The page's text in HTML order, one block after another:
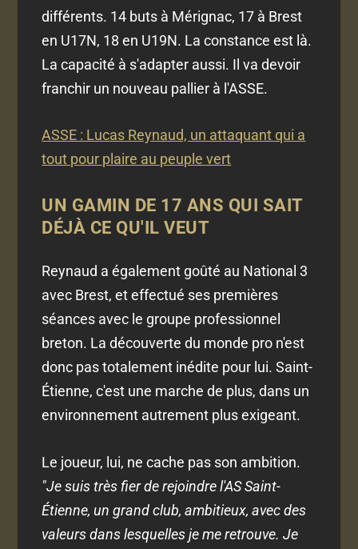
différents. 14 buts à Mérignac, 17 à Brest
en U17N, 18 en U19N. La constance est là.
La capacité à s'adapter aussi. Il va devoir
franchir un nouveau pallier à l'ASSE.
ASSE : Lucas Reynaud, un attaquant qui a
tout pour plaire au peuple vert
UN GAMIN DE 17 ANS QUI SAIT
DÉJÀ CE QU'IL VEUT
Reynaud a également goûté au National 3
avec Brest, et effectué ses premières
séances avec le groupe professionnel
breton. La découverte du monde pro n'est
donc pas totalement inédite pour lui. Saint-
Étienne, c'est une marche de plus, dans un
environnement autrement plus exigeant.
Le joueur, lui, ne cache pas son ambition.
"Je suis très fier de rejoindre l'AS Saint-
Étienne, un grand club, ambitieux, avec des
valeurs dans lesquelles je me retrouve. Je